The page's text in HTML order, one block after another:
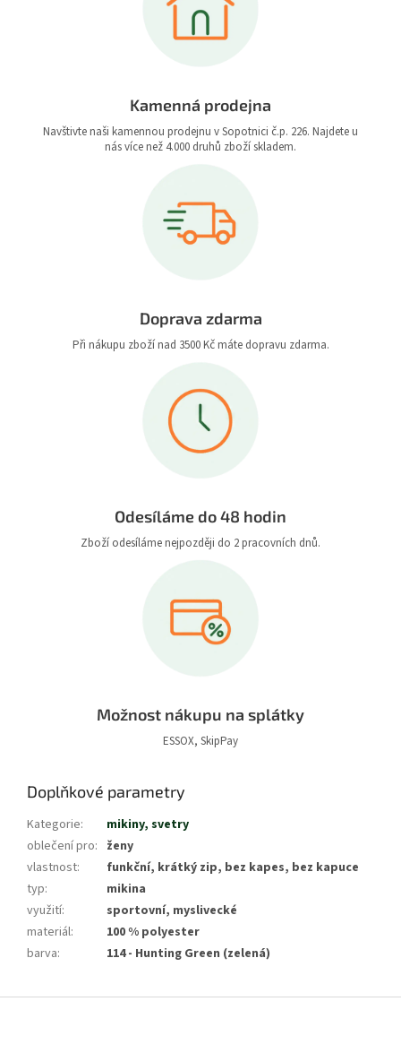
Kamenná prodejna
Navštivte naši kamennou prodejnu v Sopotnici č.p. 226. Najdete u
nás více než 4.000 druhů zboží skladem.
Doprava zdarma
Při nákupu zboží nad 3500 Kč máte dopravu zdarma.
Odesíláme do 48 hodin
Zboží odesíláme nejpozději do 2 pracovních dnů.
Možnost nákupu na splátky
ESSOX, SkipPay
Doplňkové parametry
Kategorie:
mikiny, svetry
oblečení pro: ženy
vlastnost:
funkční, krátký zip, bez kapes, bez kapuce
typ:
mikina
využití:
sportovní, myslivecké
materiál:
100 % polyester
barva: 114 - Hunting Green (zelená)